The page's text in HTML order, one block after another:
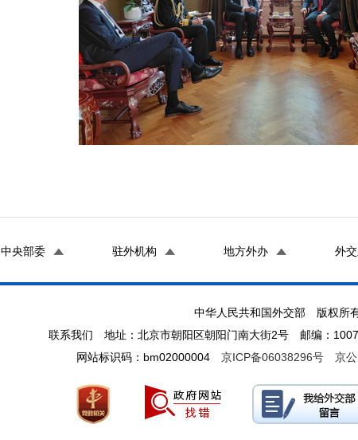
中央部委 驻外机构 地方外办 外
中华人民共和国外交部 版权所
联系我们 地址：北京市朝阳区朝阳门南大街2号 邮编：
网站标识码：bm02000004 京ICP备06038296号 京